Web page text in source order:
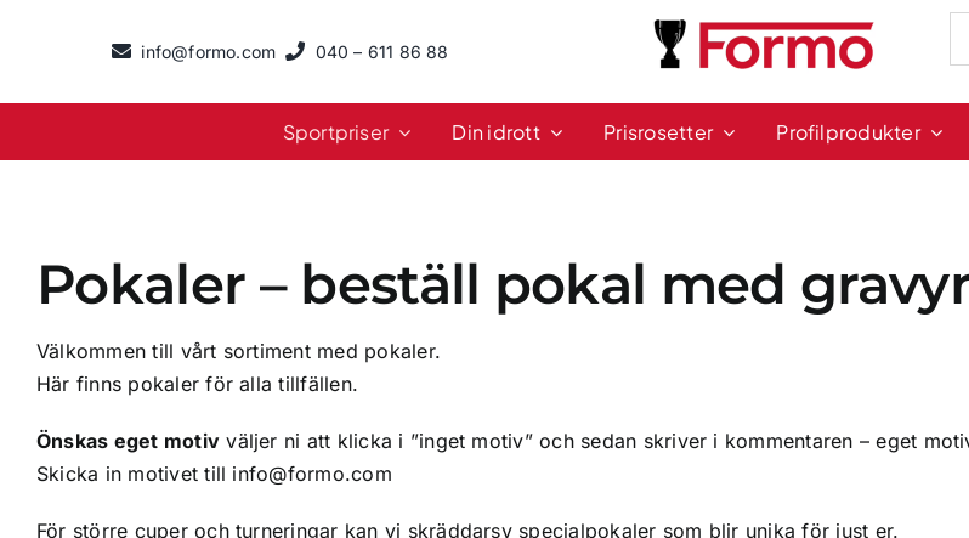
info@formo.com 040 – 611 86 88
Sportpriser Din idrott Prisrosetter Profilprodukter
Pokaler – beställ pokal med
Välkommen till vårt sortiment med pokaler.
Här finns pokaler för alla tillfällen.
Önskas eget motiv väljer ni att klicka i ”inget motiv” och sedan skriver i kommentaren – eget
Skicka in motivet till info@formo.com
För större cuper och turneringar kan vi skräddarsy specialpokaler som blir unika för just er.